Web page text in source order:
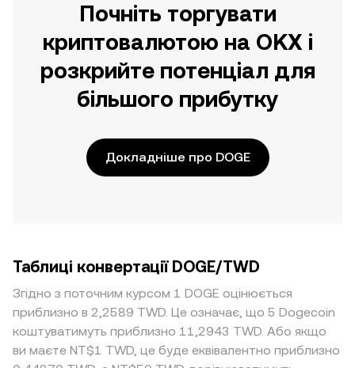
Почніть торгувати
криптовалютою на OKX і
розкрийте потенціал для
більшого прибутку
Докладніше про DOGE
Таблиці конвертації DOGE/TWD
Згідно з поточним курсом 1 DOGE оцінюється
приблизно в 2,2589 TWD. Це означає, що 5 Dogecoin
коштуватимуть приблизно 11,2943 TWD. Або якщо
ви маєте NT$1 TWD, це буде еквівалентно приблизно